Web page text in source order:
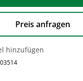
Preis anfragen
hinzufügen